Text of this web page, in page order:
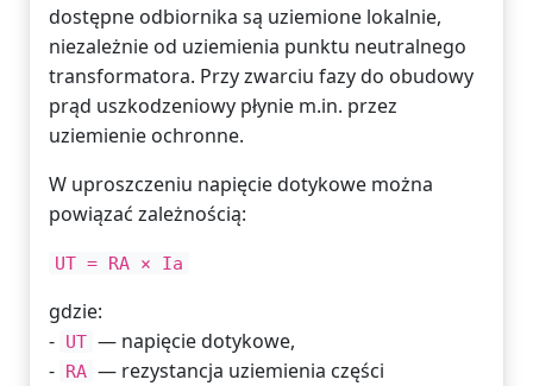
dostępne odbiornika są uziemione lokalnie,
niezależnie od uziemienia punktu neutralnego
transformatora. Przy zwarciu fazy do obudowy
prąd uszkodzeniowy płynie m.in. przez
uziemienie ochronne.
W uproszczeniu napięcie dotykowe można
powiązać zależnością:
UT = RA × Ia
gdzie:
- UT — napięcie dotykowe,
- RA — rezystancja uziemienia części